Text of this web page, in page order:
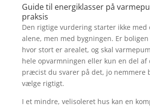
Guide til energiklasser på
praksis
Den rigtige vurdering starter ikke
alene, men med bygningen. Er
hvor stort er arealet, og skal
hele opvarmningen eller kun en del af
præcist du svarer på det, jo nemmere
vælge rigtigt.
I et mindre, velisoleret hus kan en